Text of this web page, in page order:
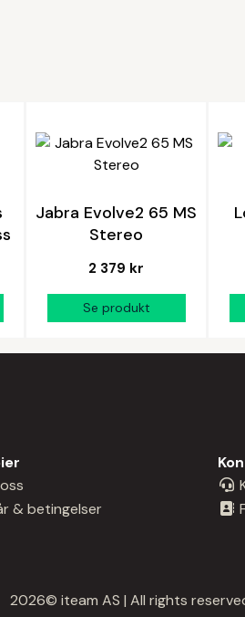
Jabra Evolve2 65 MS
Stereo
2 379 kr
& betingelser
2026© iteam AS | All rights